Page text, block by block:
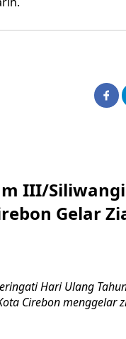
III/Siliwangi
Gelar
Hari Ulang
Cirebon menggelar